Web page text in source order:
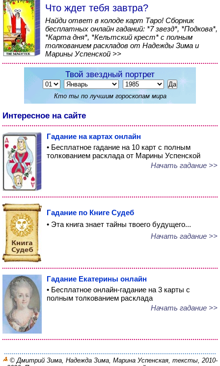
Что ждет тебя завтра?
Найди ответ в колоде карт Таро! Сборник
бесплатных онлайн гаданий: *7 звезд*, *Подкова*,
*Карта дня*, *Кельтский крест* с полным
толкованием раскладов от Надежды Зима и
Марины Успенской >>
Твой звездный портрет
Кто ты по лучшим гороскопам мира
Интересное на сайте
Гадание на картах онлайн
• Бесплатное гадание на 10 карт с полным
толкованием расклада от Марины Успенской
Начать гадание >>
Гадание по Книге Судеб
• Эта книга знает тайны твоего будущего...
Начать гадание >>
Гадание Екатерины онлайн
• Бесплатное онлайн-гадание на 3 карты с
полным толкованием расклада
Начать гадание >>
© Дмитрий Зима, Надежда Зима, Марина Успенская, тексты, 2010-